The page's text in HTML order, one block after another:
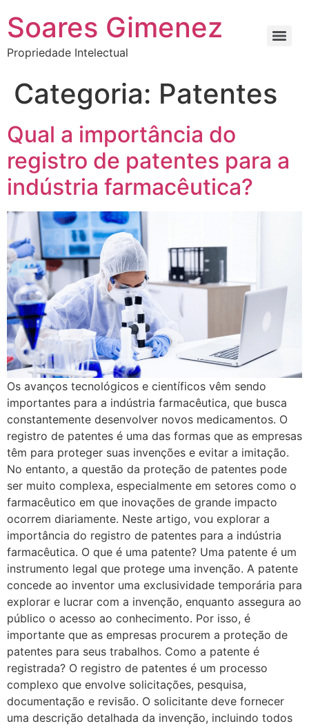
Soares Gimenez
Propriedade Intelectual
Categoria: Patentes
Qual a importância do
registro de patentes para a
indústria farmacêutica?
Os avanços tecnológicos e científicos vêm sendo
importantes para a indústria farmacêutica, que busca
constantemente desenvolver novos medicamentos. O
registro de patentes é uma das formas que as empresas
têm para proteger suas invenções e evitar a imitação.
No entanto, a questão da proteção de patentes pode
ser muito complexa, especialmente em setores como o
farmacêutico em que inovações de grande impacto
ocorrem diariamente. Neste artigo, vou explorar a
importância do registro de patentes para a indústria
farmacêutica. O que é uma patente? Uma patente é um
instrumento legal que protege uma invenção. A patente
concede ao inventor uma exclusividade temporária para
explorar e lucrar com a invenção, enquanto assegura ao
público o acesso ao conhecimento. Por isso, é
importante que as empresas procurem a proteção de
patentes para seus trabalhos. Como a patente é
registrada? O registro de patentes é um processo
complexo que envolve solicitações, pesquisa,
documentação e revisão. O solicitante deve fornecer
uma descrição detalhada da invenção, incluindo todos